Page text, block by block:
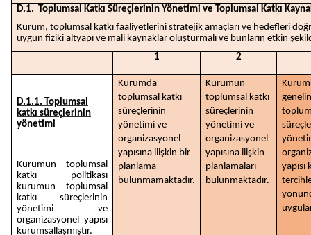
D.1. Toplumsal Katkı Süreçlerinin Yönetimi ve Toplumsal Katkı
Kurum, toplumsal katkı faaliyetlerini stratejik amaçları ve hedefleri
uygun fiziki altyapı ve mali kaynaklar oluşturmalı ve bunların etkin
1
2
D.1.1. Toplumsal
katkı süreçlerinin
yönetimi
Kurumun toplumsal
katkı politikası
kurumun toplumsal
katkı süreçlerinin
yönetimi ve
organizasyonel yapısı
kurumsallaşmıştır.
Kurumda
toplumsal katkı
süreçlerinin
yönetimi ve
organizasyonel
yapısına ilişkin bir
planlama
bulunmamaktadır.
Kurumun
toplumsal katkı
süreçlerinin
yönetimi ve
organizasyonel
yapısına ilişkin
planlamaları
bulunmaktadır.